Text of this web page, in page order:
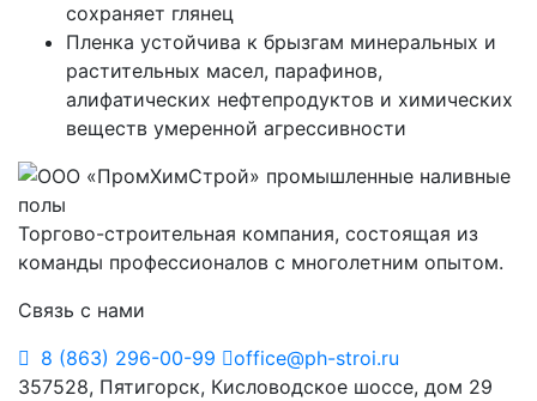
сохраняет глянец
Пленка устойчива к брызгам минеральных и
растительных масел, парафинов,
алифатических нефтепродуктов и химических
веществ умеренной агрессивности
Торгово-строительная компания, состоящая из
команды профессионалов с многолетним опытом.
Связь с нами
8 (863) 296-00-99
office@ph-stroi.ru
357528, Пятигорск, Кисловодское шоссе, дом 29